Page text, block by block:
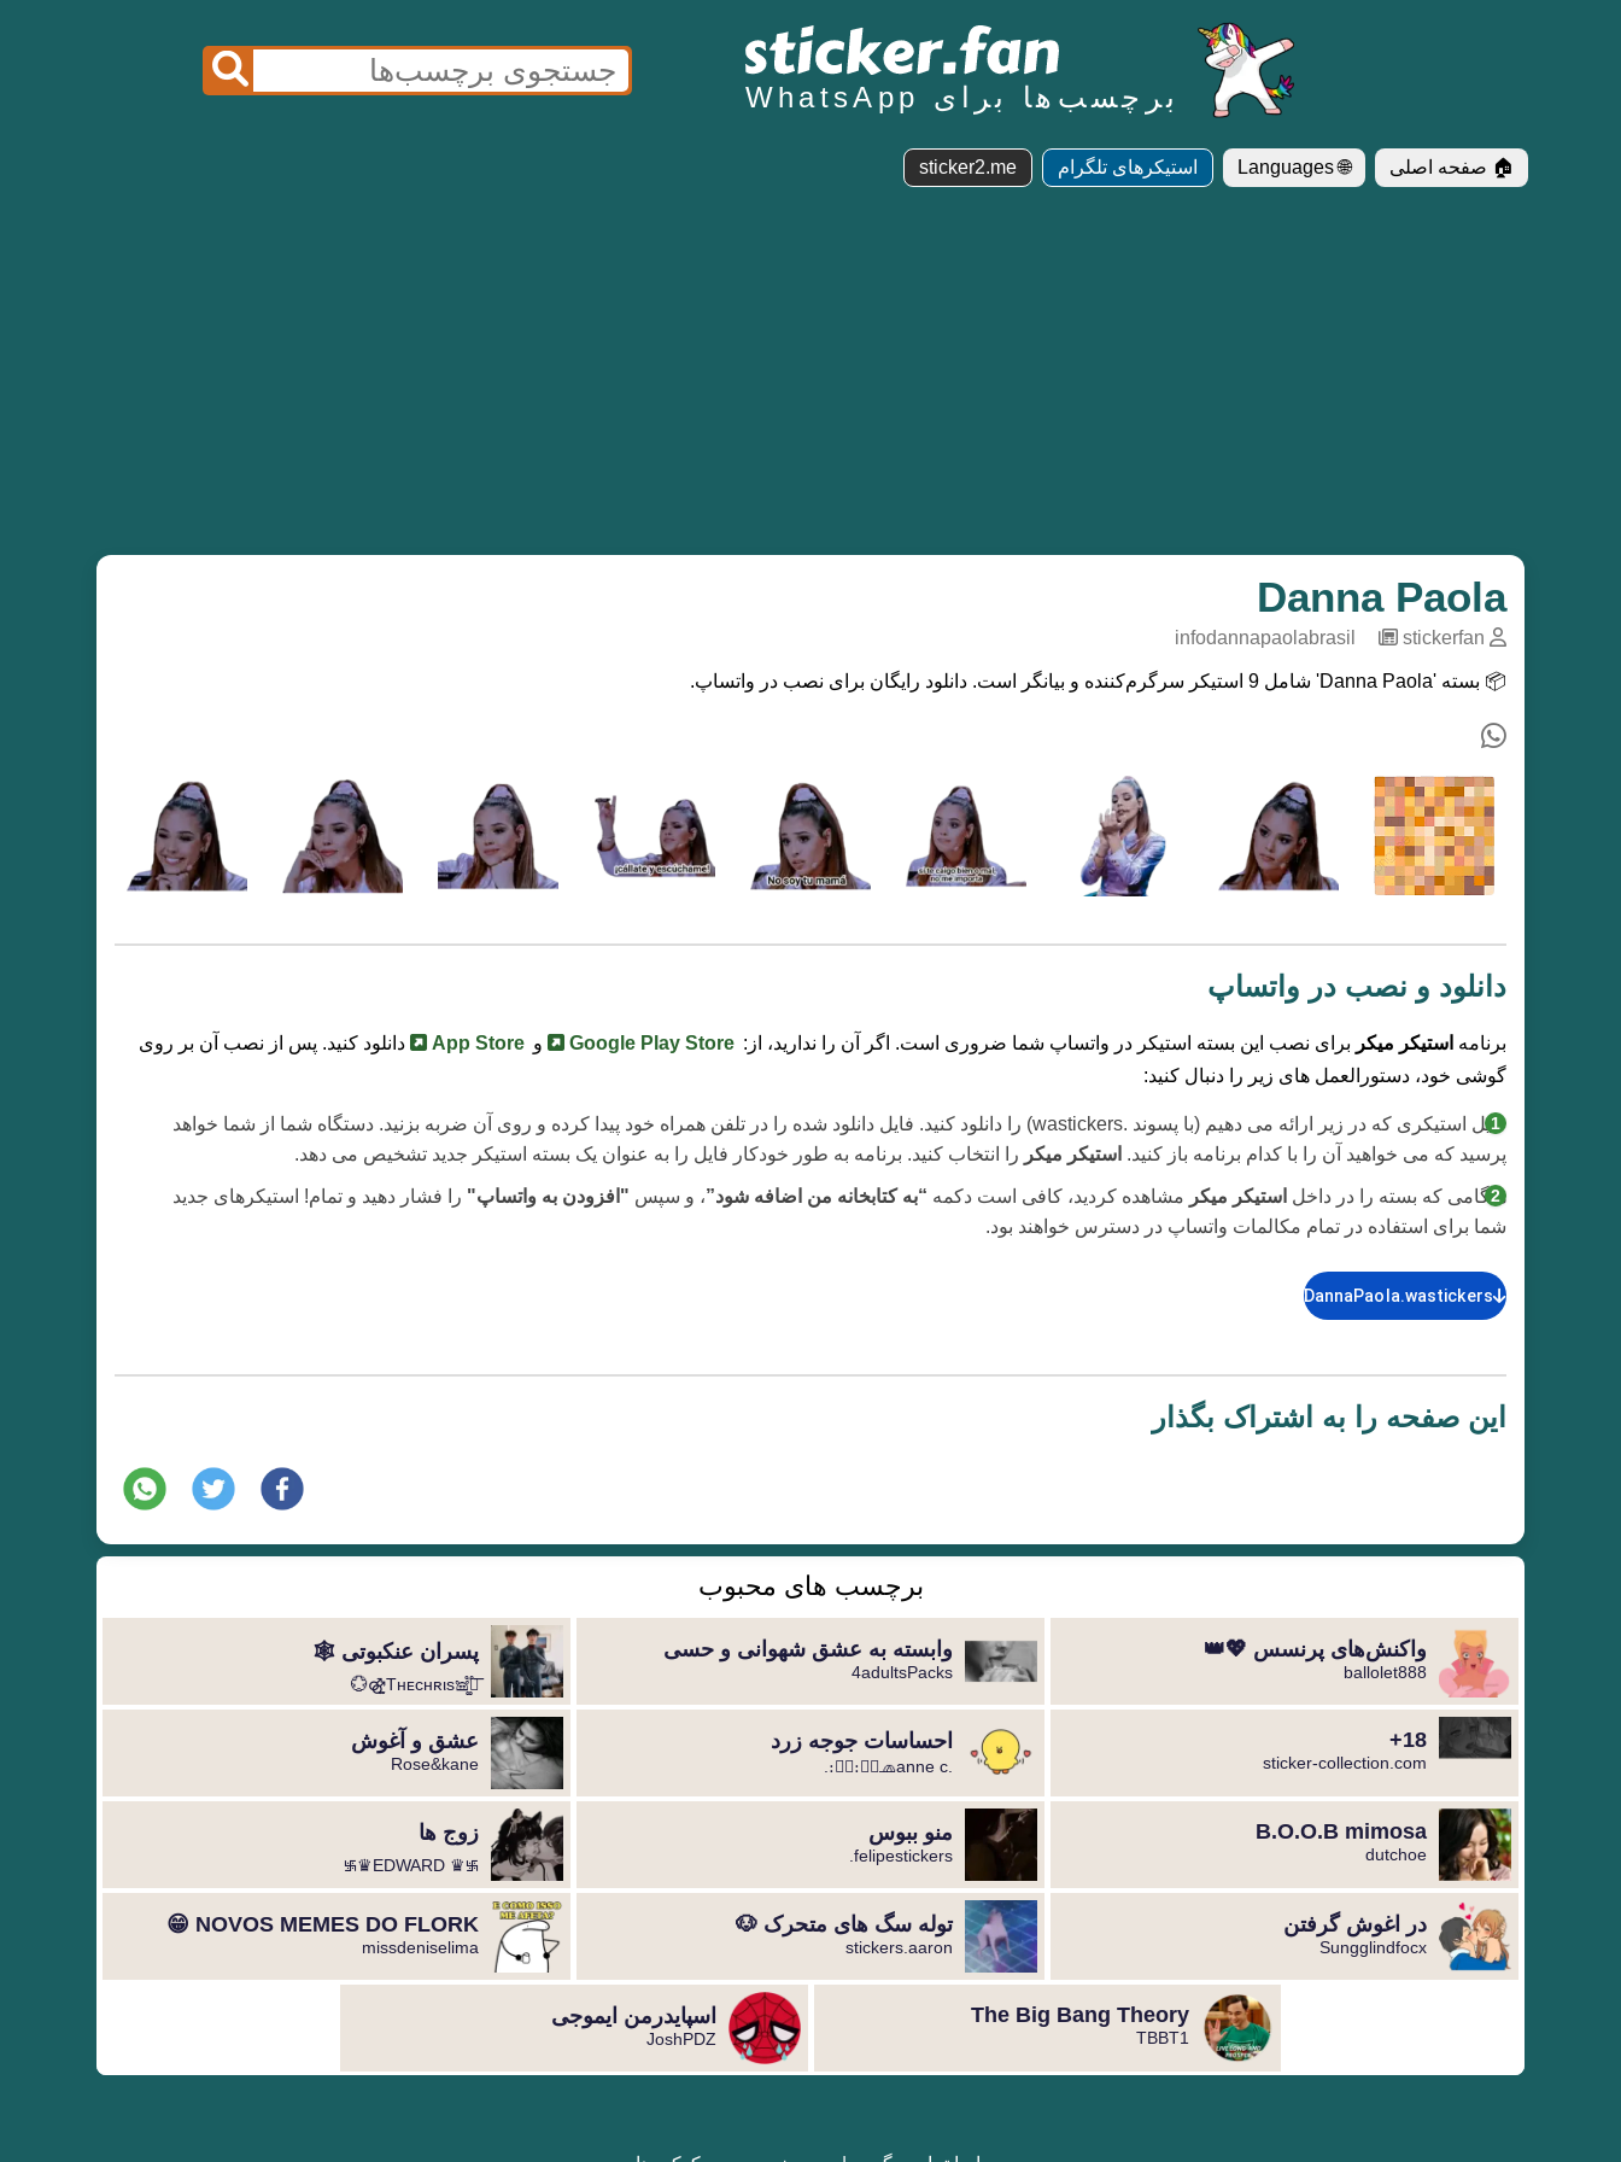
برچسب‌ها برای WhatsApp
🏠 صفحه اصلی 🌐 Languages استیکرهای تلگرام sticker2.me
Danna Paola
infodannapaolabrasil stickerfan
📦 بسته 'Danna Paola' شامل 9 استیکر سرگرم‌کننده و بیانگر است. دانلود رایگان برای نصب در واتساپ.
دانلود و نصب در واتساپ
برنامه استیکر میکر برای نصب این بسته استیکر در واتساپ شما ضروری است. اگر آن را ندارید، از: Google Play Store و App Store
دانلود کنید. پس از نصب آن بر روی
گوشی خود، دستورالعمل های زیر را دنبال کنید:
فایل استیکری که در زیر ارائه می دهیم (با پسوند .wastickers) را دانلود کنید. فایل دانلود شده را در تلفن همراه خود پیدا کرده و روی آن ضربه بزنید. دستگاه شما از شما خواهد
پرسید که می خواهید آن را با کدام برنامه باز کنید. استیکر میکر را انتخاب کنید. برنامه به طور خودکار فایل را به عنوان یک بسته استیکر جدید تشخیص می دهد.
هنگامی که بسته را در داخل استیکر میکر مشاهده کردید، کافی است دکمه “به کتابخانه من اضافه شود”، و سپس "افزودن به واتساپ" را فشار دهید و تمام! استیکرهای جدید
شما برای استفاده در تمام مکالمات واتساپ در دسترس خواهند بود.
DannaPaola.wastickers
این صفحه را به اشتراک بگذار
برچسب های محبوب
واکنش‌های پرنسس 💖👑
ballolet888
وابسته به عشق شهوانی و حسی
4adultsPacks
پسران عنکبوتی 🕸️
Tнᴇcнʀιs𖠌͚֟፝͞⚣︎̤̫💮
18+
sticker-collection.com
احساسات جوجه زرد
.։։⃟։։⃟🧢anne c.
عشق و آغوش
Rose&kane
B.O.O.B mimosa
dutchoe
منو ببوس
felipestickers.
زوج ها
࿗♛EDWARD ♛࿗
در اغوش گرفتن
Sungglindfocx
توله سگ های متحرک 🐶
stickers.aaron
NOVOS MEMES DO FLORK 😁
missdeniselima
The Big Bang Theory
TBBT1
اسپایدرمن ایموجی
JoshPDZ